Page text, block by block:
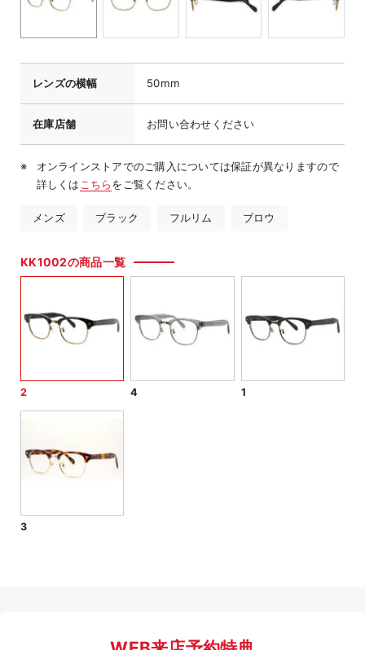
レンズの横幅 50mm
在庫店舗 お問い合わせください
オンラインストアでのご購入については保証が異なりますので
詳しくは こちらをご覧ください。
メンズ ブラック フルリム ブロウ
KK1002の商品一覧
2 4 1
3